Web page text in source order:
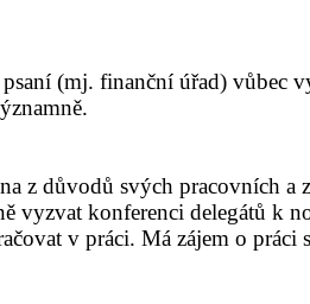
(mj. finanční úřad) vůbec
z důvodů svých pracovních a
vyzvat konferenci delegátů k
v práci. Má zájem o práci